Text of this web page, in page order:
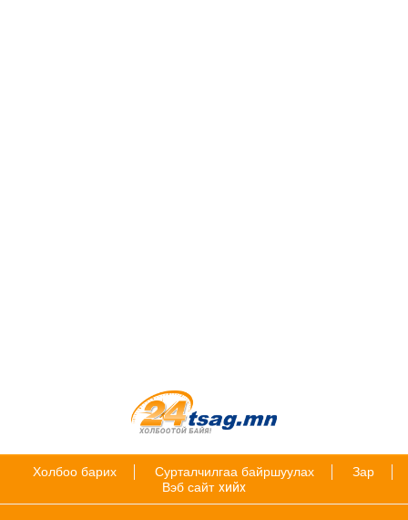
Холбоо барих Сурталчилгаа байршуулах
Зар
Вэб сайт хийх